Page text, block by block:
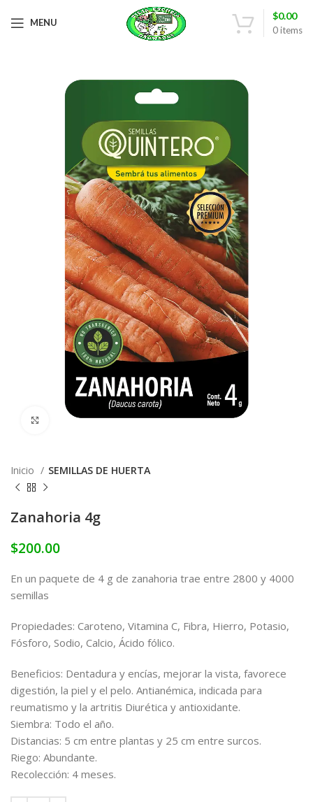
MENU
0items
$0.00
Click to enlarge
Inicio SEMILLAS DE HUERTA
Zanahoria 4g
$200.00
En un paquete de 4 g de zanahoria trae entre 2800 y 4000
semillas
Propiedades: Caroteno, Vitamina C, Fibra, Hierro, Potasio,
Fósforo, Sodio, Calcio, Ácido fólico.
Beneficios: Dentadura y encías, mejorar la vista, favorece
digestión, la piel y el pelo. Antianémica, indicada para
reumatismo y la artritis Diurética y antioxidante.
Siembra: Todo el año.
Distancias: 5 cm entre plantas y 25 cm entre surcos.
Riego: Abundante.
Recolección: 4 meses.